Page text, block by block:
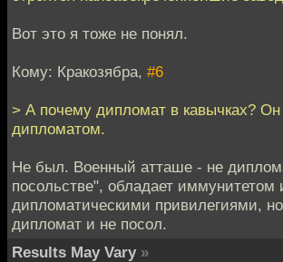
Вот это я тоже не понял.
Кому: Кракозябра, #6
> А почему дипломат в кавычках?
дипломатом.
Не был. Военный атташе - не
посольстве", обладает иммунитетом
дипломатическими привилегиями,
дипломат и не посол.
Results May Vary »